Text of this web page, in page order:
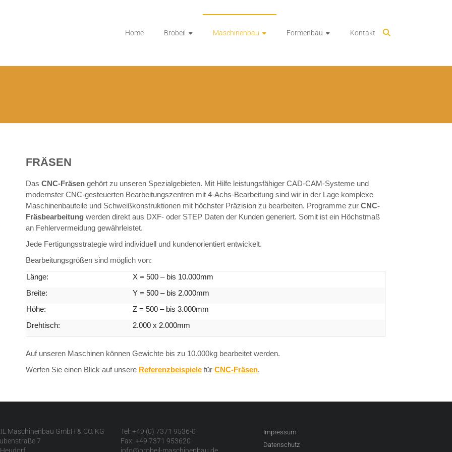
GmbH
Home Brobeil Maschinenbau Formenbau Kontakt
FRÄSEN
Das CNC-Fräsengehört zu unseren Spezialgebieten. Mit Hilfe leistungsfähiger CAD-CAM-Systeme und
modernster CNC-gesteuerten Bearbeitungszentren mit 4-Achs-Bearbeitung sind wir in der Lage komplexe
Maschinenbauteile und Schweißkonstruktionen mit höchster Präzision zu bearbeiten. Programme zur CNC-
Fräsbearbeitung werden direkt aus DXF- oder STEP Daten der Kunden generiert. Somit ist ein Höchstmaß
an Fehlervermeidung gewährleistet.
Jede Fertigungsstrategie wird individuell und kundenorientiert entwickelt.
Bearbeitungsgrößen sind möglich von:
Länge:
X = 500 – bis 10.000mm
Breite:
Y = 500 – bis 2.000mm
Höhe:
Z = 500 – bis 3.000mm
Drehtisch:
2.000 x 2.000mm
Auf unseren Maschinen können Gewichte bis zu 10.000kg bearbeitet werden.
Werfen Sie einen Blick auf unsere Referenzbeispiele für CNC-Fräsen.
Maschinenbau GmbH & CO. KG
7
Tel: +49 (0) 7371 9536-0
Fax: +49 7371 953620
info@brobeil-maschinenbau.de
Impressum
Datenschutz